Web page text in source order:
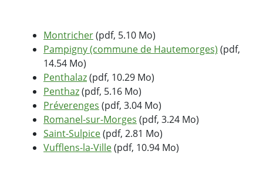
Montricher(pdf, 5.10 Mo)
Pampigny (commune de Hautemorges) (pdf,
14.54 Mo)
Penthalaz(pdf, 10.29 Mo)
Penthaz(pdf, 5.16 Mo)
Préverenges (pdf, 3.04 Mo)
Romanel-sur-Morges (pdf, 3.24 Mo)
Saint-Sulpice(pdf, 2.81 Mo)
Vufflens-la-Ville(pdf, 10.94 Mo)